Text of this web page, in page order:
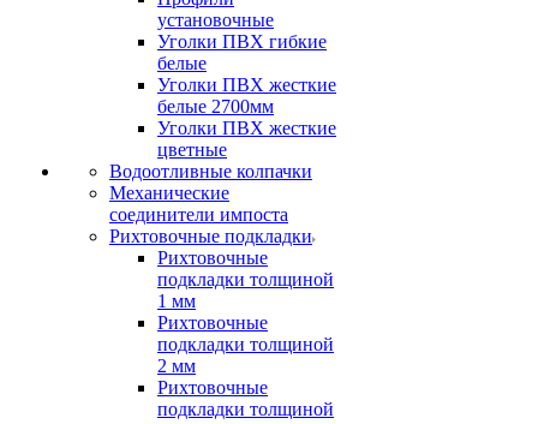
установочные
Уголки ПВХ гибкие
белые
Уголки ПВХ жесткие
белые 2700мм
Уголки ПВХ жесткие
цветные
Водоотливные колпачки
Механические
соединители импоста
Рихтовочные подкладки
Рихтовочные
подкладки толщиной
1 мм
Рихтовочные
подкладки толщиной
2 мм
Рихтовочные
подкладки толщиной